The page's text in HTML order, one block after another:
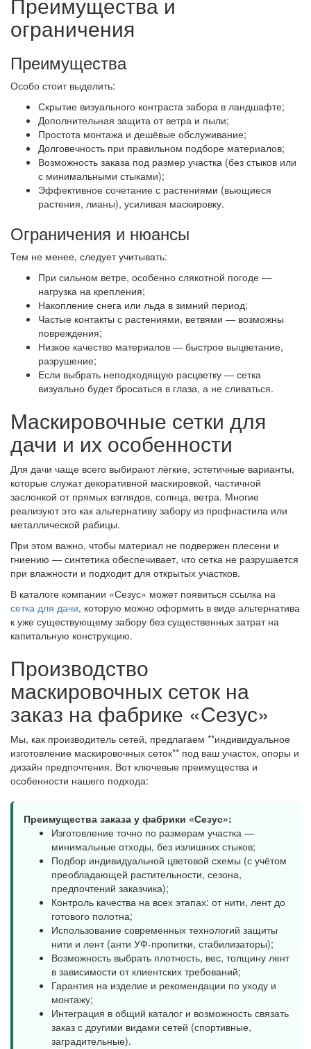
ограничения
Преимущества
Особо стоит выделить:
Скрытие визуального контраста забора в ландшафте;
Дополнительная защита от ветра и пыли;
Простота монтажа и дешёвые обслуживание;
Долговечность при правильном подборе материалов;
Возможность заказа под размер участка (без стыков или
с минимальными стыками);
Эффективное сочетание с растениями (вьющиеся
растения, лианы), усиливая маскировку.
Ограничения и нюансы
Тем не менее, следует учитывать:
При сильном ветре, особенно слякотной погоде —
нагрузка на крепления;
Накопление снега или льда в зимний период;
Частые контакты с растениями, ветвями — возможны
повреждения;
Низкое качество материалов — быстрое выцветание,
разрушение;
Если выбрать неподходящую расцветку — сетка
визуально будет бросаться в глаза, а не сливаться.
Маскировочные сетки для
дачи и их особенности
Для дачи чаще всего выбирают лёгкие, эстетичные варианты,
которые служат декоративной маскировкой, частичной
заслонкой от прямых взглядов, солнца, ветра. Многие
реализуют это как альтернативу забору из профнастила или
металлической рабицы.
При этом важно, чтобы материал не подвержен плесени и
гниению — синтетика обеспечивает, что сетка не разрушается
при влажности и подходит для открытых участков.
В каталоге компании «Сезус» может появиться ссылка на
сетка для дачи, которую можно оформить в виде альтернатива
к уже существующему забору без существенных затрат на
капитальную конструкцию.
Производство
маскировочных сеток на
заказ на фабрике «Сезус»
Мы, как производитель сетей, предлагаем **индивидуальное
изготовление маскировочных сеток** под ваш участок, опоры и
дизайн предпочтения. Вот ключевые преимущества и
особенности нашего подхода:
Преимущества заказа у фабрики «Сезус»:
Изготовление точно по размерам участка —
минимальные отходы, без излишних стыков;
Подбор индивидуальной цветовой схемы (с учётом
преобладающей растительности, сезона,
предпочтений заказчика);
Контроль качества на всех этапах: от нити, лент до
готового полотна;
Использование современных технологий защиты
нити и лент (анти УФ-пропитки, стабилизаторы);
Возможность выбрать плотность, вес, толщину лент
в зависимости от клиентских требований;
Гарантия на изделие и рекомендации по уходу и
монтажу;
Интеграция в общий каталог и возможность связать
заказ с другими видами сетей (спортивные,
заградительные).